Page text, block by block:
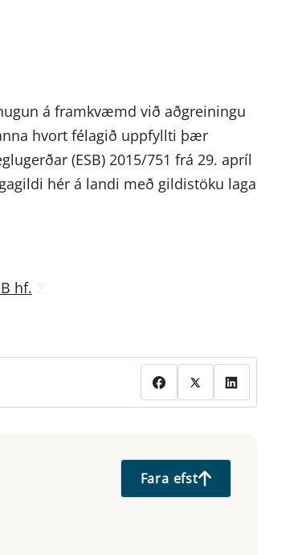
á framkvæmd við aðgreiningu
hvort félagið uppfyllti þær
(ESB) 2015/751 frá 29. apríl
hér á landi með gildistöku laga
hf.
Fara efst